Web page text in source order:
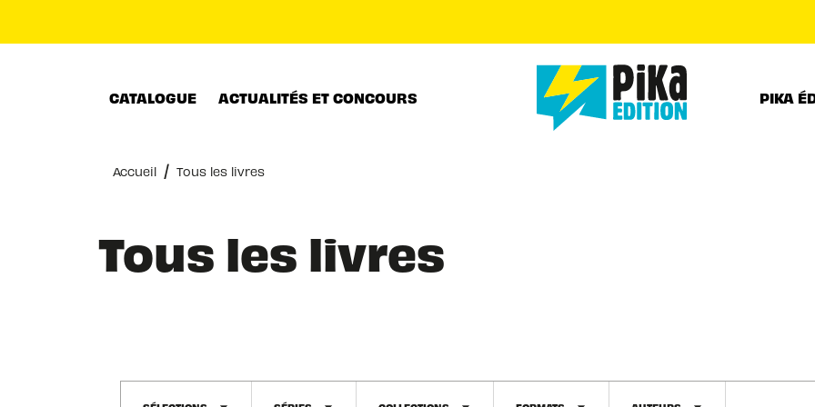
CATALOGUE ACTUALITÉS ET CONCOURS PIKA
Accueil / Tous les livres
Tous les livres